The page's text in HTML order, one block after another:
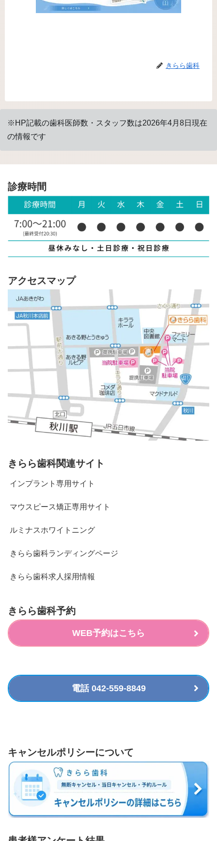
きらら歯科
※HP記載の歯科医師数・スタッフ数は2026年4月8日現在
の情報です
診療時間
アクセスマップ
きらら歯科関連サイト
インプラント専用サイト
マウスピース矯正専用サイト
ルミナスホワイトニング
きらら歯科ランディングページ
きらら歯科求人採用情報
きらら歯科予約
WEB予約はこちら
電話 042-559-8849
キャンセルポリシーについて